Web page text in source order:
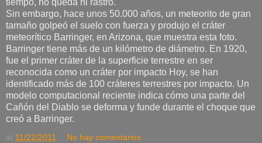
tiempo, no queda ni rastro.
Sin embargo, hace unos 50.000 años, un meteorito de gran
tamaño golpeó el suelo con fuerza y produjo el cráter
meteorítico Barringer, en Arizona, que muestra esta foto.
Barringer tiene más de un kilómetro de diámetro. En 1920,
fue el primer cráter de la superficie terrestre en ser
reconocida como un cráter por impacto Hoy, se han
identificado más de 100 cráteres terrestres por impacto. Un
modelo computacional reciente indica cómo una parte del
Cañón del Diablo se deforma y funde durante el choque que
creó a Barringer.
at 11/22/2011 No hay comentarios: